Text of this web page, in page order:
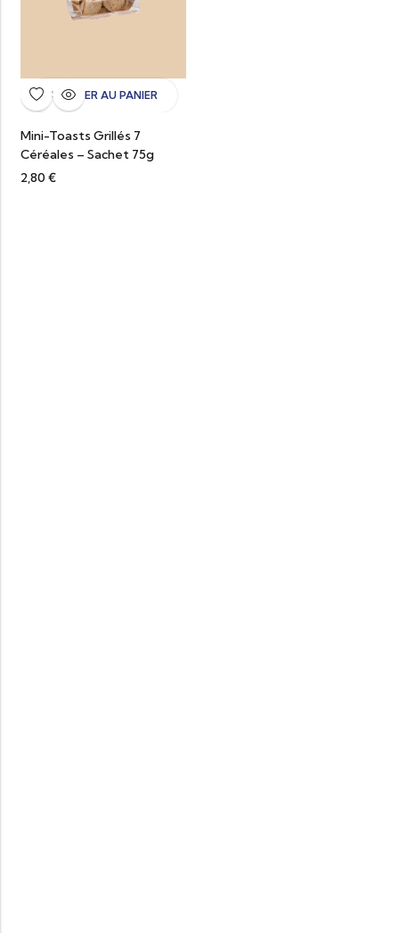
AJOUTER AU PANIER
Mini-Toasts Grillés 7
Céréales – Sachet 75g
2,80 €